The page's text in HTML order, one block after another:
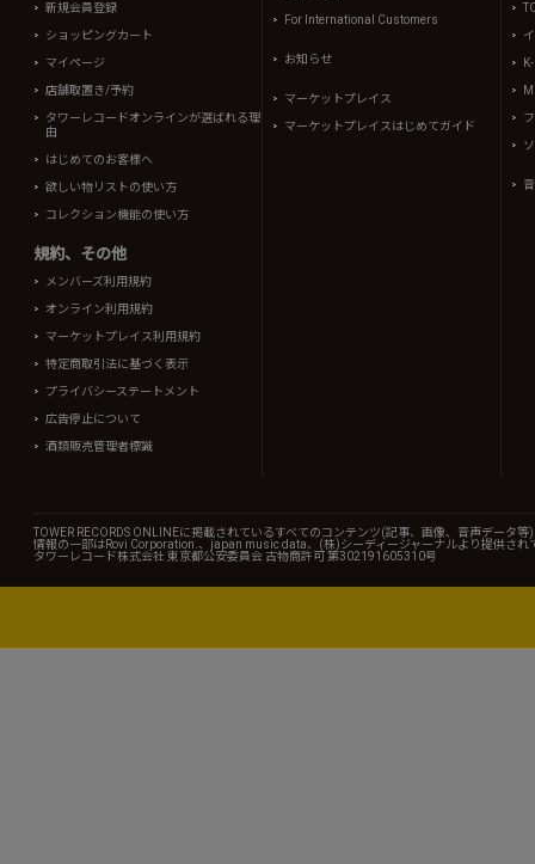
新規会員登録
ショッピングカート
マイページ
店舗取置き/予約
タワーレコードオンラインが選ばれる理
由
はじめてのお客様へ
欲しい物リストの使い方
コレクション機能の使い方
規約、その他
メンバーズ利用規約
オンライン利用規約
マーケットプレイス利用規約
特定商取引法に基づく表示
プライバシーステートメント
広告停止について
酒類販売管理者標識
For International Customers
お知らせ
マーケットプレイス
マーケットプレイスはじめてガイド
TOWER RECORDS ONLINEに掲載されているすべてのコンテンツ(記事、画像、音声データ
情報の一部はRovi Corporation.、japan music data、(株)シーディージャーナルより提供され
タワーレコード株式会社 東京都公安委員会 古物商許可 第302191605310号